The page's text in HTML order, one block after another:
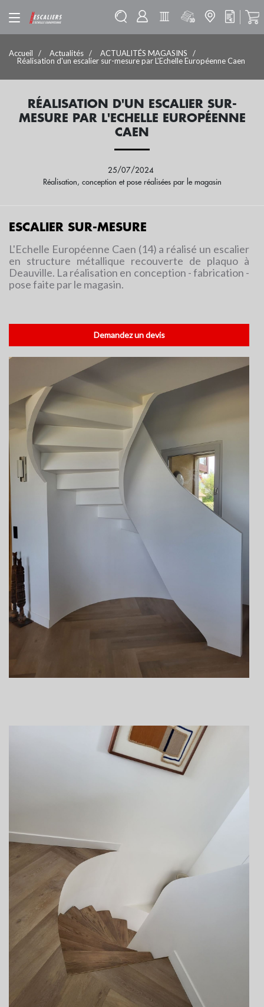
Accueil Actualités
ACTUALITÉS MAGASINS
Réalisation d'un escalier sur-mesure par L'Echelle Européenne Caen
RÉALISATION D'UN ESCALIER SUR-
MESURE PAR L'ECHELLE EUROPÉENNE
CAEN
25/07/2024
Réalisation, conception et pose réalisées par le magasin
ESCALIER SUR-MESURE
L'Echelle Européenne Caen (14) a réalisé un escalier
en structure métallique recouverte de plaquo à
Deauville. La réalisation en conception - fabrication -
pose faite par le magasin.
Demandez un devis